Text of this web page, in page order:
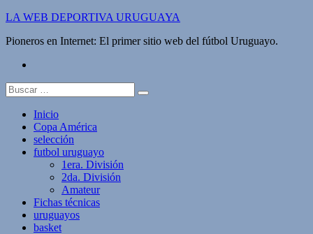
Saltar
contenido
LA WEB DEPORTIVA URUGUAYA
Pioneros en Internet: El primer sitio web del fútbol Uruguayo.
Buscar:
Inicio
Copa América
selección
futbol uruguayo
1era. División
2da. División
Amateur
Fichas técnicas
uruguayos
basket